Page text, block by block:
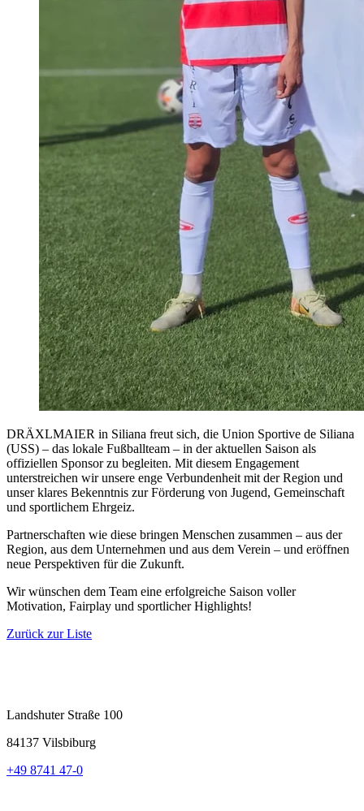
DRÄXLMAIER in Siliana freut sich, die Union Sportive de Siliana
(USS) – das lokale Fußballteam – in der aktuellen Saison als
offiziellen Sponsor zu begleiten. Mit diesem Engagement
unterstreichen wir unsere enge Verbundenheit mit der Region und
unser klares Bekenntnis zur Förderung von Jugend, Gemeinschaft
und sportlichem Ehrgeiz.
Partnerschaften wie diese bringen Menschen zusammen – aus der
Region, aus dem Unternehmen und aus dem Verein – und eröffnen
neue Perspektiven für die Zukunft.
Wir wünschen dem Team eine erfolgreiche Saison voller
Motivation, Fairplay und sportlicher Highlights!
Zurück zur Liste
Landshuter Straße 100
84137 Vilsbiburg
+49 8741 47-0